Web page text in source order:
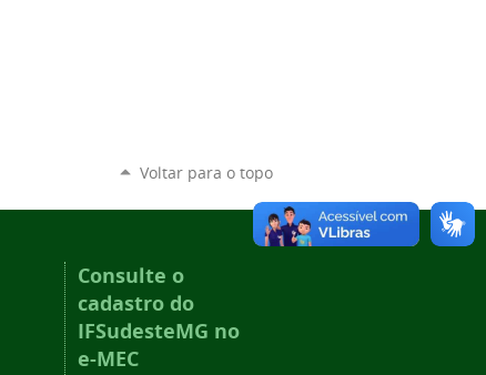
Voltar para o topo
Consulte o
cadastro do
IFSudesteMG no
e-MEC